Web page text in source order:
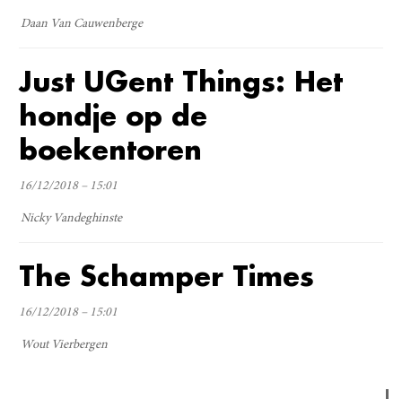
Daan Van Cauwenberge
Just UGent Things: Het
hondje op de
boekentoren
16/12/2018 – 15:01
Nicky Vandeghinste
The Schamper Times
16/12/2018 – 15:01
Wout Vierbergen